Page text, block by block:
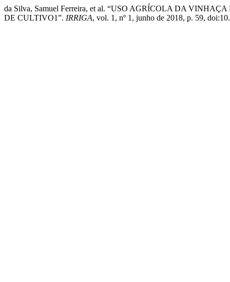
da Silva, Samuel Ferreira, et al. “USO AGRÍCOLA DA
DE CULTIVO1”. IRRIGA, vol. 1, nº 1, junho de 2018, p. 59,